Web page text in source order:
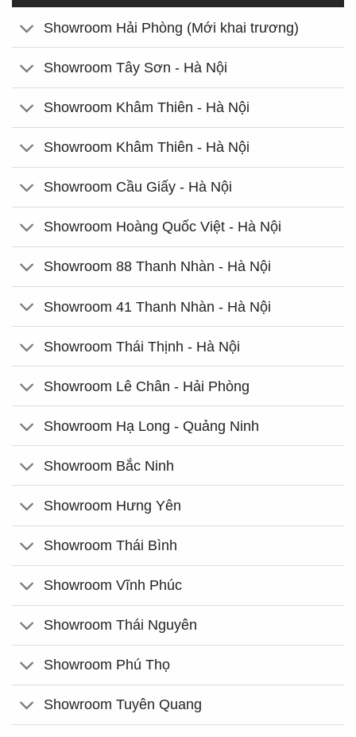
Showroom Hải Phòng (Mới khai trương)
Showroom Tây Sơn - Hà Nội
Showroom Khâm Thiên - Hà Nội
Showroom Khâm Thiên - Hà Nội
Showroom Cầu Giấy - Hà Nội
Showroom Hoàng Quốc Việt - Hà Nội
Showroom 88 Thanh Nhàn - Hà Nội
Showroom 41 Thanh Nhàn - Hà Nội
Showroom Thái Thịnh - Hà Nội
Showroom Lê Chân - Hải Phòng
Showroom Hạ Long - Quảng Ninh
Showroom Bắc Ninh
Showroom Hưng Yên
Showroom Thái Bình
Showroom Vĩnh Phúc
Showroom Thái Nguyên
Showroom Phú Thọ
Showroom Tuyên Quang